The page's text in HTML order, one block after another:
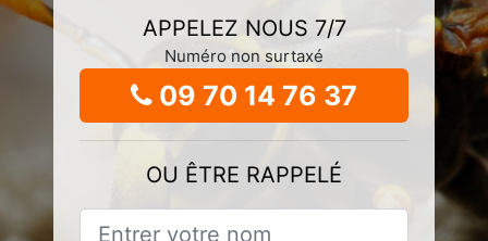
APPELEZ NOUS 7/7
Numéro non surtaxé
09 70 14 76 37
OU ÊTRE RAPPELÉ